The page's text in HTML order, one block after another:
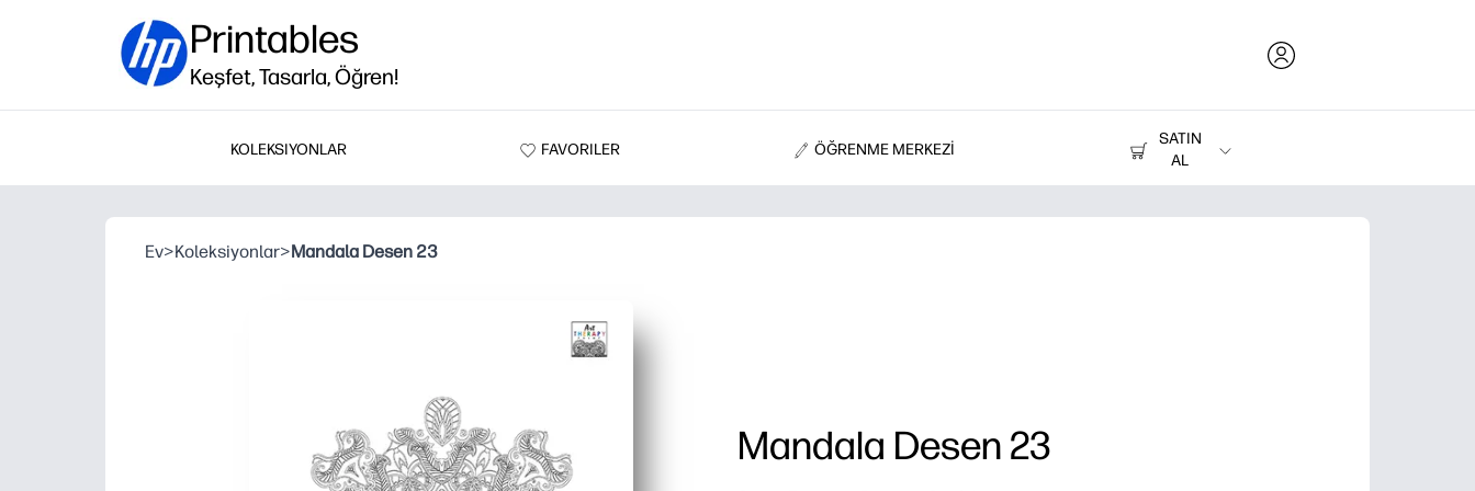
Printables
Keşfet, Tasarla, Öğren!
KOLEKSIYONLAR FAVORILER ÖĞRENME MERKEZİ
SATIN
AL
Yazıcılar
Ev>Koleksiyonlar>Mandala Desen 23
Mandala Desen 23